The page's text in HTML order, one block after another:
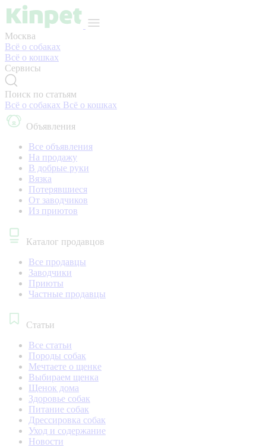
Москва
Всё о собаках
Всё о кошках
Сервисы
Поиск по статьям
Всё о собаках Всё о кошках
Объявления
Все объявления
На продажу
В добрые руки
Вязка
Потерявшиеся
От заводчиков
Из приютов
Каталог продавцов
Все продавцы
Заводчики
Приюты
Частные продавцы
Статьи
Все статьи
Породы собак
Мечтаете о щенке
Выбираем щенка
Щенок дома
Здоровье собак
Питание собак
Дрессировка собак
Уход и содержание
Новости